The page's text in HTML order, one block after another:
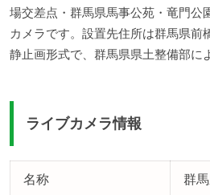
場交差点・群馬県馬事公苑・竜門公
カメラです。設置先住所は群馬県前
静止画形式で、群馬県県土整備部に
ライブカメラ情報
名称 群